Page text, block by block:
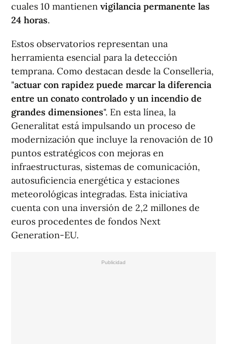
cuales 10 mantienen vigilancia permanente las
24 horas.
Estos observatorios representan una
herramienta esencial para la detección
temprana. Como destacan desde la Conselleria,
"actuar con rapidez puede marcar la diferencia
entre un conato controlado y un incendio de
grandes dimensiones". En esta línea, la
Generalitat está impulsando un proceso de
modernización que incluye la renovación de 10
puntos estratégicos con mejoras en
infraestructuras, sistemas de comunicación,
autosuficiencia energética y estaciones
meteorológicas integradas. Esta iniciativa
cuenta con una inversión de 2,2 millones de
euros procedentes de fondos Next
Generation-EU.